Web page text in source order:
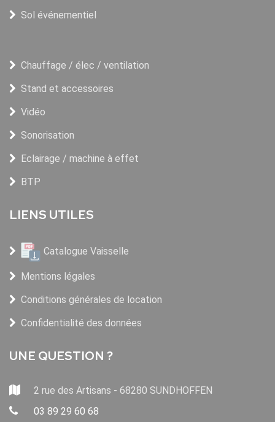
Sol événementiel
Chauffage / élec / ventilation
Stand et accessoires
Vidéo
Sonorisation
Eclairage / machine à effet
BTP
LIENS UTILES
Catalogue Vaisselle
Mentions légales
Conditions générales de location
Confidentialité des données
UNE QUESTION ?
2 rue des Artisans - 68280 SUNDHOFFEN
03 89 29 60 68